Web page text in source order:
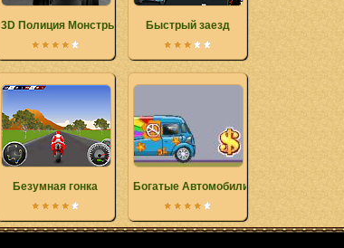
3D Полиция Монстры ГрузовикиБыстрый заезд
Безумная гонка Богатые Автомобили 3 Хастл